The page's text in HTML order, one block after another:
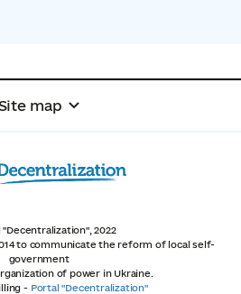
map
2022
to communicate the reform of local self-
government
of power in Ukraine.
- Portal "Decentralization"